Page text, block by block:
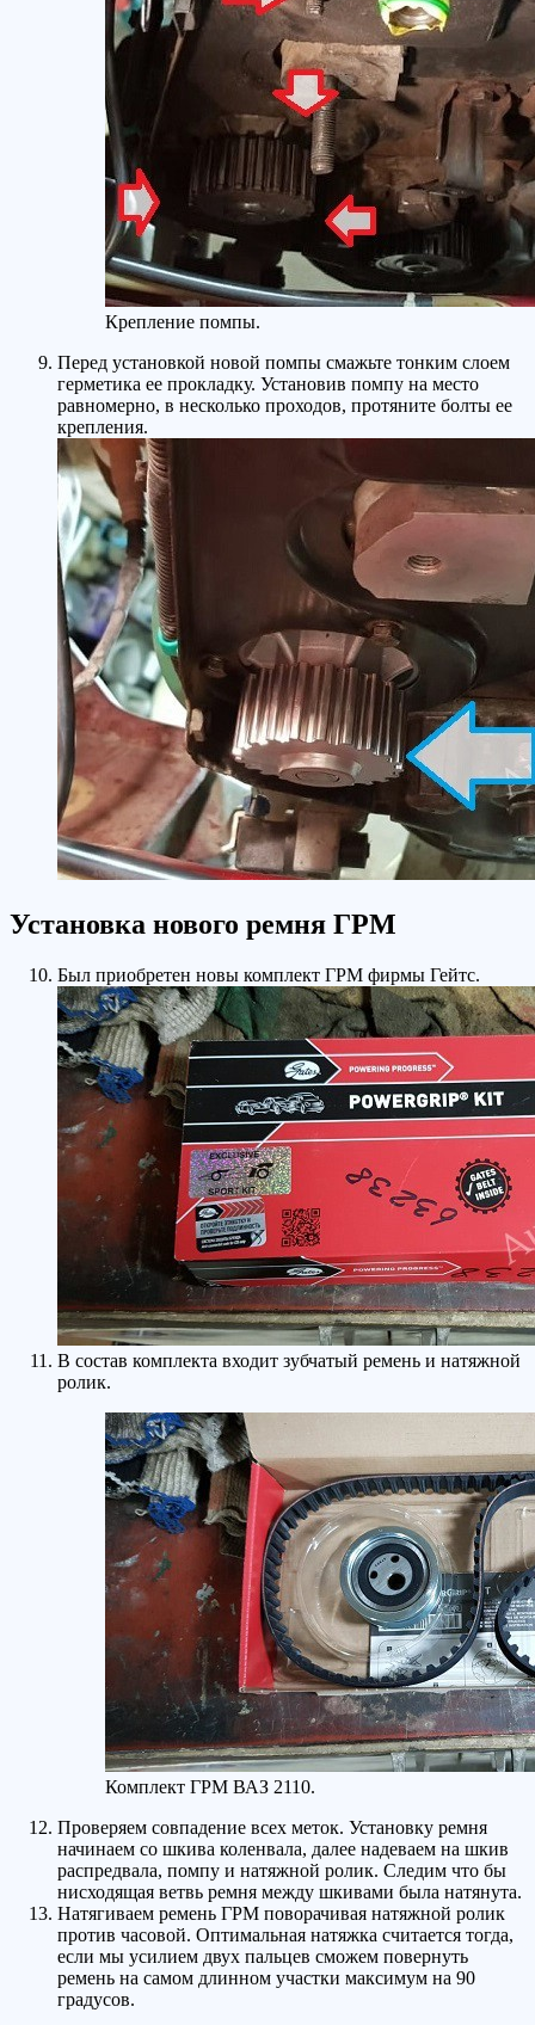
Крепление помпы.
Перед установкой новой помпы смажьте тонким слоем
герметика ее прокладку. Установив помпу на место
равномерно, в несколько проходов, протяните болты ее
крепления.
Установка нового ремня ГРМ
Был приобретен новы комплект ГРМ фирмы Гейтс.
В состав комплекта входит зубчатый ремень и натяжной
ролик.
Комплект ГРМ ВАЗ 2110.
Проверяем совпадение всех меток. Установку ремня
начинаем со шкива коленвала, далее надеваем на шкив
распредвала, помпу и натяжной ролик. Следим что бы
нисходящая ветвь ремня между шкивами была натянута.
Натягиваем ремень ГРМ поворачивая натяжной ролик
против часовой. Оптимальная натяжка считается тогда,
если мы усилием двух пальцев сможем повернуть
ремень на самом длинном участки максимум на 90
градусов.